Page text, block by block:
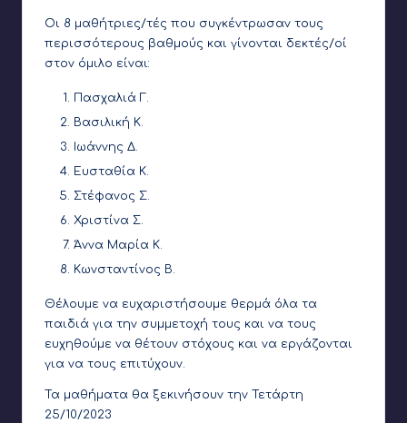
Οι 8 μαθήτριες/τές που συγκέντρωσαν τους
περισσότερους βαθμούς και γίνονται δεκτές/οί
στον όμιλο είναι:
Πασχαλιά Γ.
Βασιλική Κ.
Ιωάννης Δ.
Ευσταθία Κ.
Στέφανος Σ.
Χριστίνα Σ.
Άννα Μαρία Κ.
Κωνσταντίνος Β.
Θέλουμε να ευχαριστήσουμε θερμά όλα τα
παιδιά για την συμμετοχή τους και να τους
ευχηθούμε να θέτουν στόχους και να εργάζονται
για να τους επιτύχουν.
Τα μαθήματα θα ξεκινήσουν την Τετάρτη
25/10/2023